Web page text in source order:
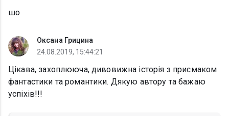
шо
Оксана Грицина
24.08.2019, 15:44:21
Цікава, захоплююча, дивовижна історія з присмаком
фантастики та романтики. Дякую автору та бажаю
успіхів!!!